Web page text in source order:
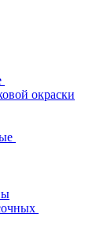
окраски